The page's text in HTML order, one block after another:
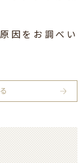
因をお調べい